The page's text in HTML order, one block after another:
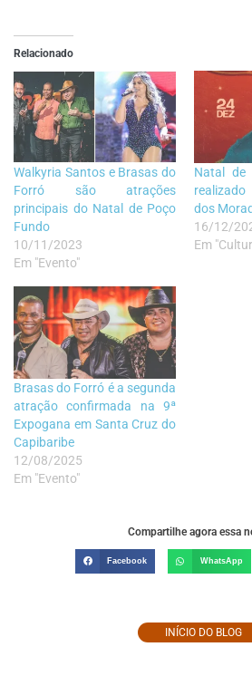
Relacionado
Walkyria Santos e Brasas do
Forró são atrações
principais do Natal de Poço
Fundo
10/11/2023
Em "Evento"
Natal de
dos
16/12/
Em
Brasas do Forró é a segunda
atração confirmada na 9ª
Expogana em Santa Cruz do
Capibaribe
12/08/2025
Em "Evento"
Compartilhe agora essa
Facebook WhatsApp
INÍCIO DO BLOG